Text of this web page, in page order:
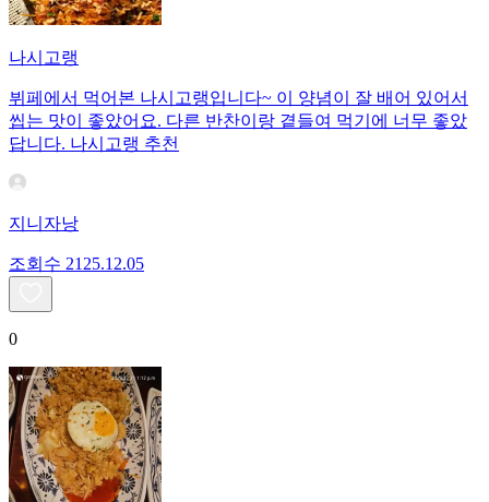
나시고랭
뷔페에서 먹어본 나시고랭입니다~ 이 양념이 잘 배어 있어서
씹는 맛이 좋았어요. 다른 반찬이랑 곁들여 먹기에 너무 좋았
답니다. 나시고랭 추천
지니자낭
조회수 21 25.12.05
0